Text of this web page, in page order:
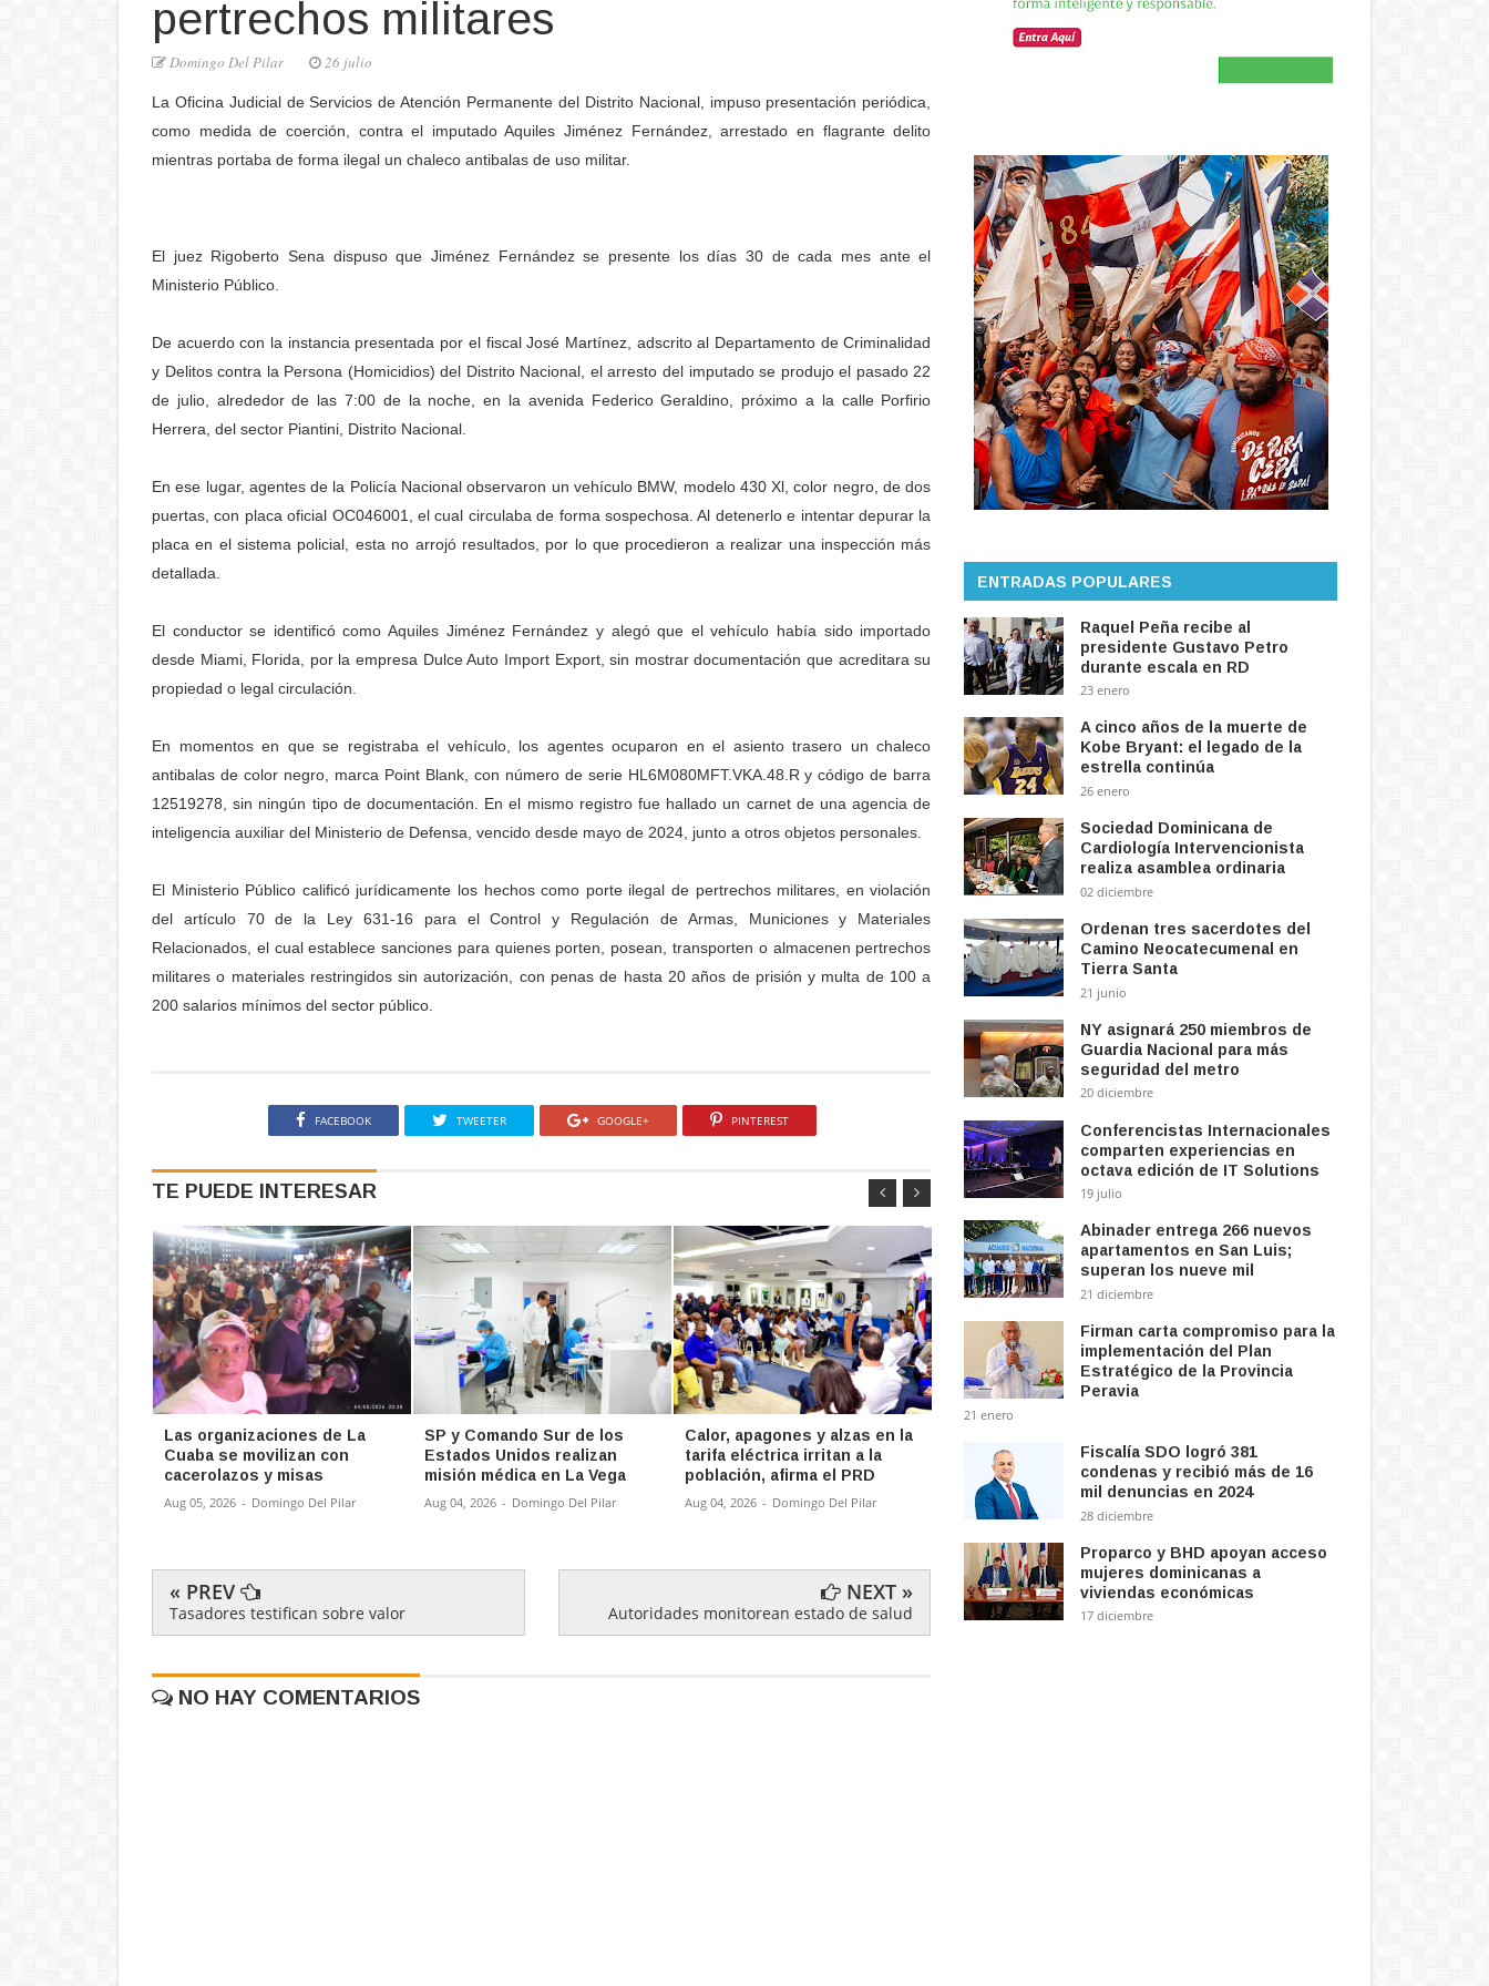
pertrechos militares
Domingo Del Pilar 26 julio
La Oficina Judicial de Servicios de Atención Permanente del Distrito Nacional, impuso presentación periódica,
como medida de coerción, contra el imputado Aquiles Jiménez Fernández, arrestado en flagrante delito
mientras portaba de forma ilegal un chaleco antibalas de uso militar.
El juez Rigoberto Sena dispuso que Jiménez Fernández se presente los días 30 de cada mes ante el
Ministerio Público.
De acuerdo con la instancia presentada por el fiscal José Martínez, adscrito al Departamento de Criminalidad
y Delitos contra la Persona (Homicidios) del Distrito Nacional, el arresto del imputado se produjo el pasado 22
de julio, alrededor de las 7:00 de la noche, en la avenida Federico Geraldino, próximo a la calle Porfirio
Herrera, del sector Piantini, Distrito Nacional.
En ese lugar, agentes de la Policía Nacional observaron un vehículo BMW, modelo 430 Xl, color negro, de dos
puertas, con placa oficial OC046001, el cual circulaba de forma sospechosa. Al detenerlo e intentar depurar la
placa en el sistema policial, esta no arrojó resultados, por lo que procedieron a realizar una inspección más
detallada.
El conductor se identificó como Aquiles Jiménez Fernández y alegó que el vehículo había sido importado
desde Miami, Florida, por la empresa Dulce Auto Import Export, sin mostrar documentación que acreditara su
propiedad o legal circulación.
En momentos en que se registraba el vehículo, los agentes ocuparon en el asiento trasero un chaleco
antibalas de color negro, marca Point Blank, con número de serie HL6M080MFT.VKA.48.R y código de barra
12519278, sin ningún tipo de documentación. En el mismo registro fue hallado un carnet de una agencia de
inteligencia auxiliar del Ministerio de Defensa, vencido desde mayo de 2024, junto a otros objetos personales.
El Ministerio Público calificó jurídicamente los hechos como porte ilegal de pertrechos militares, en violación
del artículo 70 de la Ley 631-16 para el Control y Regulación de Armas, Municiones y Materiales
Relacionados, el cual establece sanciones para quienes porten, posean, transporten o almacenen pertrechos
militares o materiales restringidos sin autorización, con penas de hasta 20 años de prisión y multa de 100 a
200 salarios mínimos del sector público.
FACEBOOK TWEETER GOOGLE+ PINTEREST
TE PUEDE INTERESAR
Las organizaciones de La
Cuaba se movilizan con
cacerolazos y misas
Aug 05, 2026 - Domingo Del Pilar
SP y Comando Sur de los
Estados Unidos realizan
misión médica en La Vega
Aug 04, 2026 - Domingo Del Pilar
Calor, apagones y alzas en la
tarifa eléctrica irritan a la
población, afirma el PRD
Aug 04, 2026 - Domingo Del Pilar
actualizan Manual de
Comunicación Interna y
Externa
Aug 04, 2026 - Domingo Del Pilar
trabajo para evaluación de
jueces de la SCJ
Aug 03, 2026
« PREV
Tasadores testifican sobre valor
NEXT »
Autoridades monitorean estado de salud
NO HAY COMENTARIOS
ENTRADAS POPULARES
Raquel Peña recibe al
presidente Gustavo Petro
durante escala en RD
23 enero
A cinco años de la muerte de
Kobe Bryant: el legado de la
estrella continúa
26 enero
Sociedad Dominicana de
Cardiología Intervencionista
realiza asamblea ordinaria
02 diciembre
Ordenan tres sacerdotes del
Camino Neocatecumenal en
Tierra Santa
21 junio
NY asignará 250 miembros de
Guardia Nacional para más
seguridad del metro
20 diciembre
Conferencistas Internacionales
comparten experiencias en
octava edición de IT Solutions
19 julio
Abinader entrega 266 nuevos
apartamentos en San Luis;
superan los nueve mil
21 diciembre
Firman carta compromiso para la
implementación del Plan
Estratégico de la Provincia
Peravia
21 enero
Fiscalía SDO logró 381
condenas y recibió más de 16
mil denuncias en 2024
28 diciembre
Proparco y BHD apoyan acceso
mujeres dominicanas a
viviendas económicas
17 diciembre